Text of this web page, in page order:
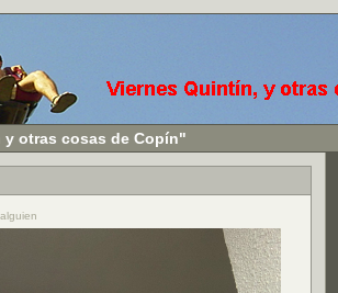
otras cosas de Copín"